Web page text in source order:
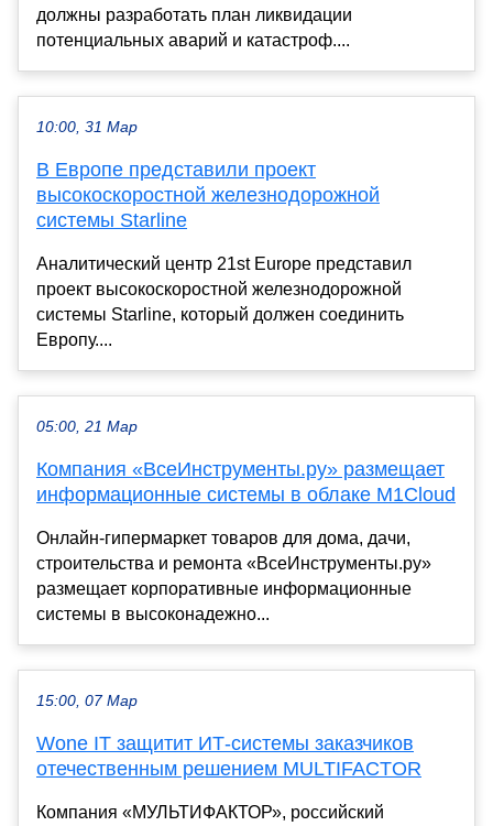
должны разработать план ликвидации
потенциальных аварий и катастроф....
10:00, 31 Мар
В Европе представили проект
высокоскоростной железнодорожной
системы Starline
Аналитический центр 21st Europe представил
проект высокоскоростной железнодорожной
системы Starline, который должен соединить
Европу....
05:00, 21 Мар
Компания «ВсеИнструменты.ру» размещает
информационные системы в облаке M1Cloud
Онлайн-гипермаркет товаров для дома, дачи,
строительства и ремонта «ВсеИнструменты.ру»
размещает корпоративные информационные
системы в высоконадежно...
15:00, 07 Мар
Wone IT защитит ИТ-системы заказчиков
отечественным решением MULTIFACTOR
Компания «МУЛЬТИФАКТОР», российский